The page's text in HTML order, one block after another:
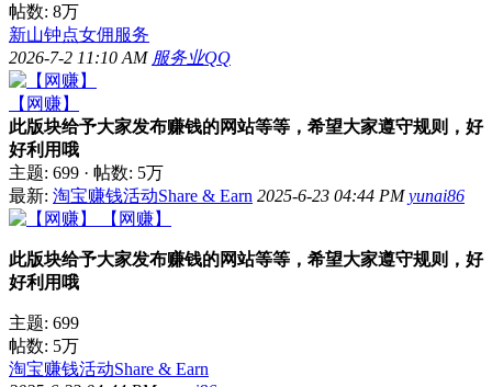
帖数: 8万
新山钟点女佣服务
2026-7-2 11:10 AM 服务业QQ
【网赚】
此版块给予大家发布赚钱的网站等等，希望大家遵守规则，好
好利用哦
主题: 699 · 帖数: 5万
最新: 淘宝赚钱活动Share & Earn 2025-6-23 04:44 PMyunai86
【网赚】
此版块给予大家发布赚钱的网站等等，希望大家遵守规则，好
好利用哦
主题: 699
帖数: 5万
淘宝赚钱活动Share & Earn